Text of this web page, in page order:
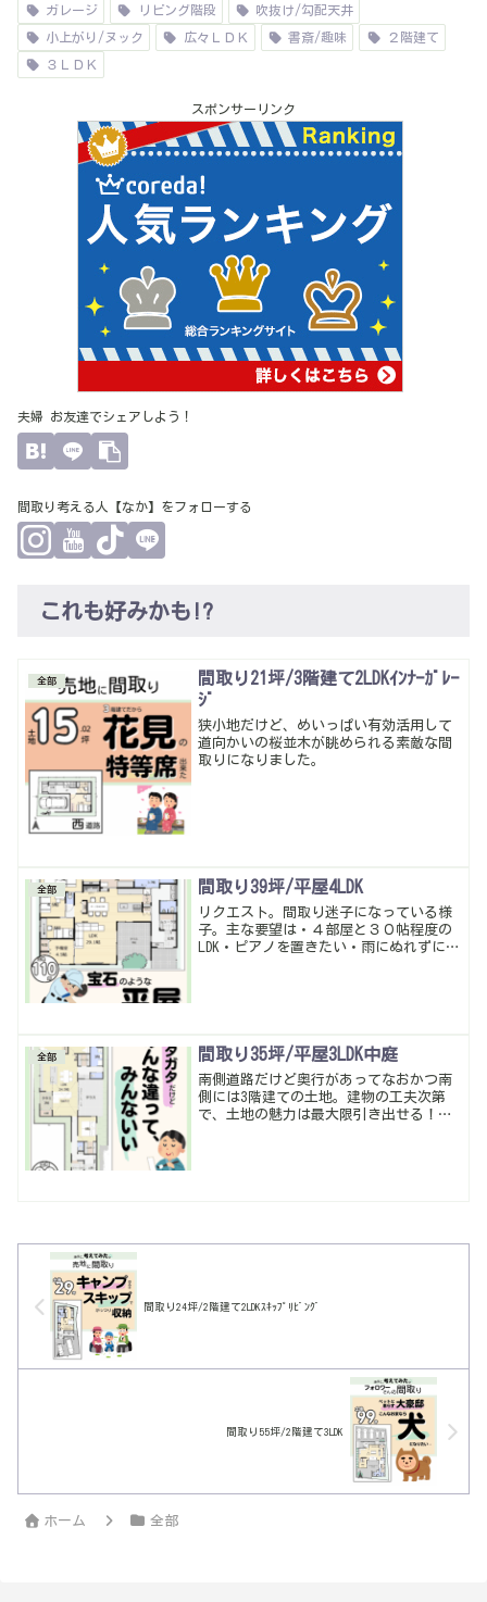
ガレージ リビング階段 吹抜け/勾配天井
小上がり/ヌック 広々ＬＤＫ 書斎/趣味 ２階建て
３ＬＤＫ
スポンサーリンク
夫婦 お友達でシェアしよう！
間取り考える人【なか】をフォローする
これも好みかも!?
全部
間取り21坪/3階建て2LDKｲﾝﾅｰｶﾞﾚｰ
ｼﾞ
狭小地だけど、めいっぱい有効活用して
道向かいの桜並木が眺められる素敵な間
取りになりました。
全部 間取り39坪/平屋4LDK
リクエスト。間取り迷子になっている様
子。主な要望は・４部屋と３０帖程度の
LDK・ピアノを置きたい・雨にぬれずに帰
い動線・多収納は当たり前。いい感じに
なったかな
全部 間取り35坪/平屋3LDK中庭
南側道路だけど奥行があってなおかつ南
側には3階建ての土地。建物の工夫次第
で、土地の魅力は最大限引き出せる！南
間取り24坪/2階建て2LDKｽｷｯﾌﾟﾘﾋﾞﾝｸﾞ
間取り55坪/2階建て3LDK
ホーム 全部